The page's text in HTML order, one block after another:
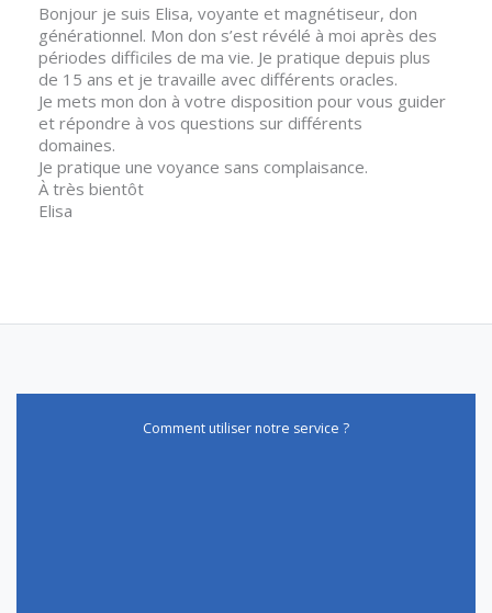
Bonjour je suis Elisa, voyante et magnétiseur, don
générationnel. Mon don s’est révélé à moi après des
périodes difficiles de ma vie. Je pratique depuis plus
de 15 ans et je travaille avec différents oracles.
Je mets mon don à votre disposition pour vous guider
et répondre à vos questions sur différents
domaines.
Je pratique une voyance sans complaisance.
À très bientôt
Elisa
Comment utiliser notre service ?